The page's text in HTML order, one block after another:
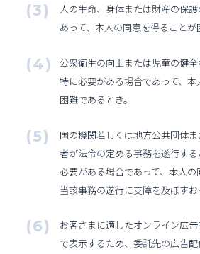
人の生命、身体または財産の保
あって、本人の同意を得ることが
公衆衛生の向上または児童の健
特に必要がある場合であって、
困難であるとき。
国の機関若しくは地方公共団体
者が法令の定める事務を遂行す
必要がある場合であって、本人の
当該事務の遂行に支障を及ぼすお
お客さまに適したオンライン広
で表示するため、委託先の広告